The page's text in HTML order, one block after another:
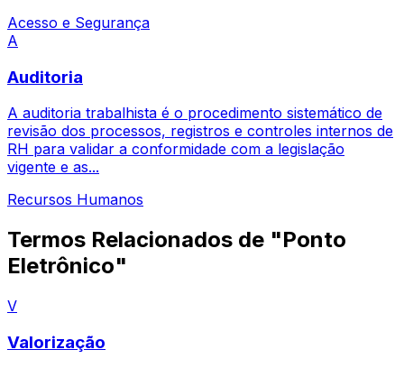
Acesso e Segurança
A
Auditoria
A auditoria trabalhista é o procedimento sistemático de
revisão dos processos, registros e controles internos de
RH para validar a conformidade com a legislação
vigente e as...
Recursos Humanos
Termos Relacionados de "Ponto
Eletrônico"
V
Valorização